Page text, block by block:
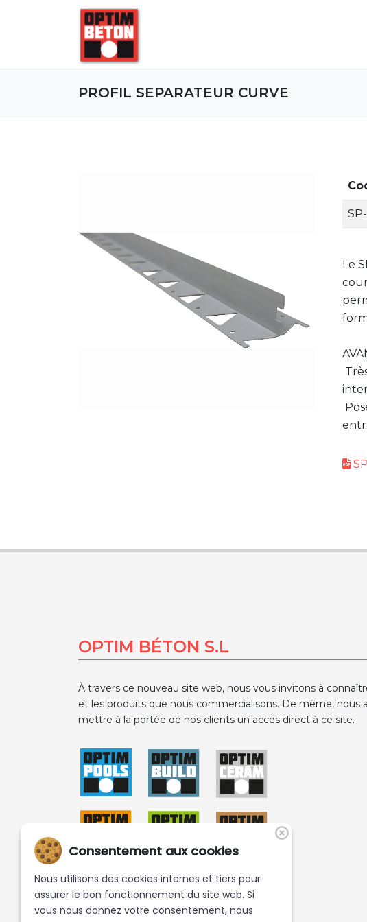
PROFIL SEPARATEUR CURVE
Le
OPTIM BÉTON S.L
À travers ce nouveau site web, nous vous invitons à
et les produits que nous commercialisons. De même, nous
mettre à la portée de nos clients un accès direct à ce site.
Consentement aux cookies
Nous utilisons des cookies internes et tiers pour
assurer le bon fonctionnement du site web. Si
vous nous donnez votre consentement, nous